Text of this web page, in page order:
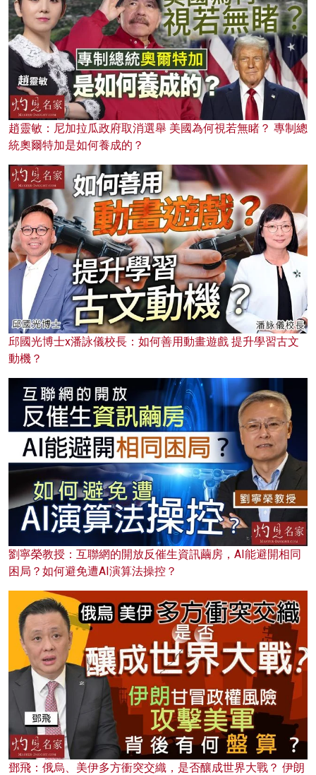
趙靈敏：尼加拉瓜政府取消選舉 美國為何視若無睹？ 專制總
統奧爾特加是如何養成的？
邱國光博士x潘詠儀校長：如何善用動畫遊戲 提升學習古文
動機？
劉寧榮教授：互聯網的開放反催生資訊繭房，AI能避開相同
困局？如何避免遭AI演算法操控？
鄧飛：俄烏、美伊多方衝突交織，是否釀成世界大戰？ 伊朗